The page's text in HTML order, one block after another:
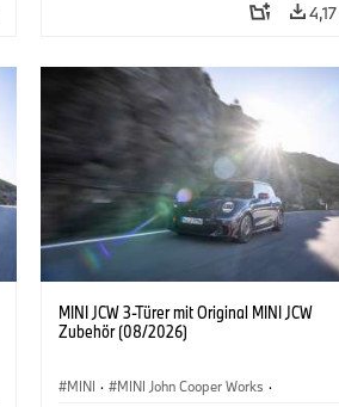
MINI JCW 3-Türer mit Original MINI JCW
Zubehör (08/2026)
MINI · MINI John Cooper Works ·